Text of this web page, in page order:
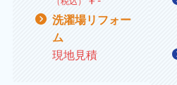
洗濯場リフォー
ム
現地見積